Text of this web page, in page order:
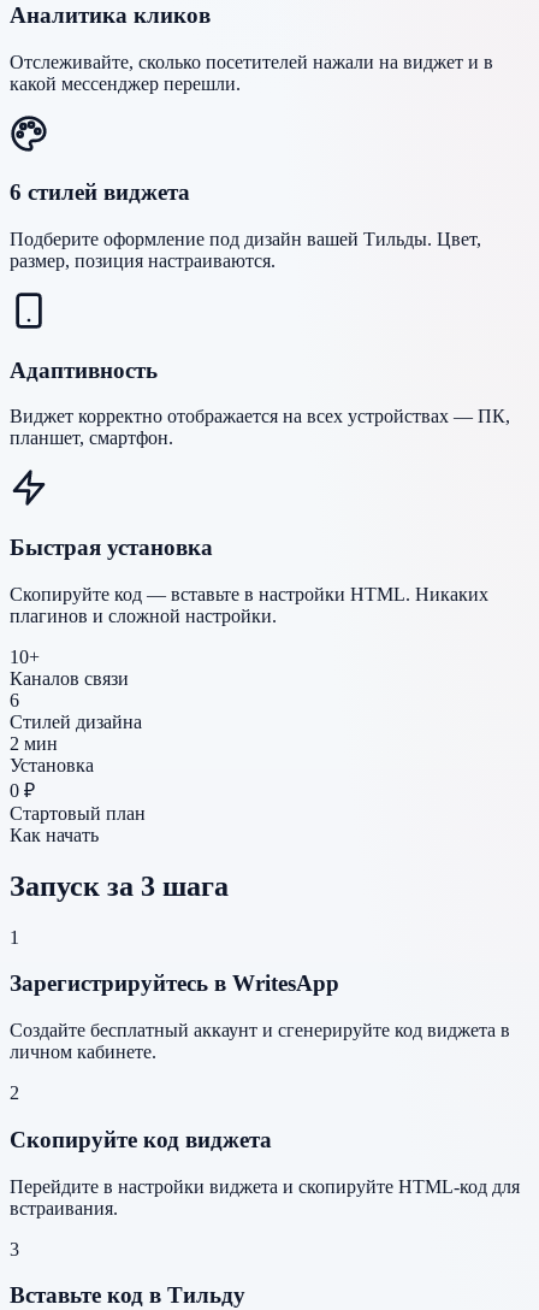
Аналитика кликов
Отслеживайте, сколько посетителей нажали на виджет и в
какой мессенджер перешли.
6 стилей виджета
Подберите оформление под дизайн вашей Тильды. Цвет,
размер, позиция настраиваются.
Адаптивность
Виджет корректно отображается на всех устройствах — ПК,
планшет, смартфон.
Быстрая установка
Скопируйте код — вставьте в настройки HTML. Никаких
плагинов и сложной настройки.
10+
Каналов связи
6
Стилей дизайна
2 мин
Установка
0 ₽
Стартовый план
Как начать
Запуск за 3 шага
1
Зарегистрируйтесь в WritesApp
Создайте бесплатный аккаунт и сгенерируйте код виджета в
личном кабинете.
2
Скопируйте код виджета
Перейдите в настройки виджета и скопируйте HTML-код для
встраивания.
3
Вставьте код в Тильду